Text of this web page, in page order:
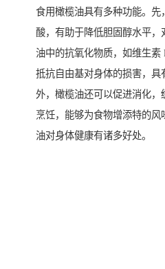
食用橄榄油具有多种功能。先
酸，有助于降低胆固醇水平
油中的抗氧化物质，如维生
抵抗自由基对身体的损害，
外，橄榄油还可以促进消化
烹饪，能够为食物增添特的
油对身体健康有诸多好处。